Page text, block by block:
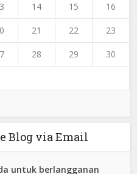
14 15 16
21 22 23
28 29 30
Blog via Email
untuk berlangganan